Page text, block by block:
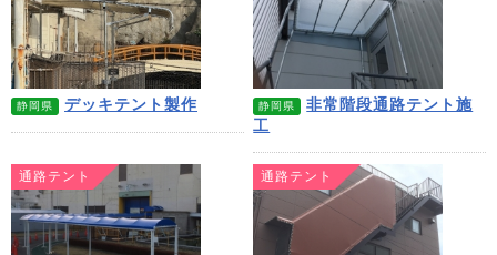
静岡県 デッキテント製作 静岡県
非常階段通路テント施
工
通路テント 通路テント